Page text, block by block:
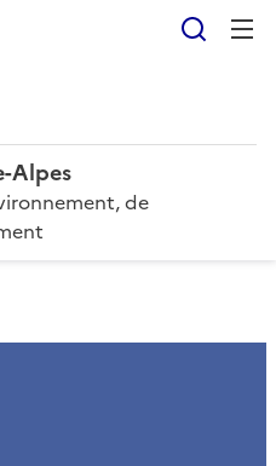
Alpes
de